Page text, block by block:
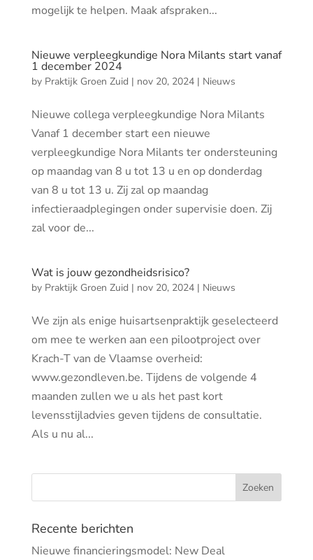
mogelijk te helpen. Maak afspraken...
Nieuwe verpleegkundige Nora Milants start vanaf
1 december 2024
by Praktijk Groen Zuid | nov 20, 2024| Nieuws
Nieuwe collega verpleegkundige Nora Milants
Vanaf 1 december start een nieuwe
verpleegkundige Nora Milants ter ondersteuning
op maandag van 8 u tot 13 u en op donderdag
van 8 u tot 13 u. Zij zal op maandag
infectieraadplegingen onder supervisie doen. Zij
zal voor de...
Wat is jouw gezondheidsrisico?
by Praktijk Groen Zuid | nov 20, 2024| Nieuws
We zijn als enige huisartsenpraktijk geselecteerd
om mee te werken aan een pilootproject over
Krach-T van de Vlaamse overheid:
www.gezondleven.be. Tijdens de volgende 4
maanden zullen we u als het past kort
levensstijladvies geven tijdens de consultatie.
Als u nu al...
Recente berichten
Nieuwe financieringsmodel: New Deal